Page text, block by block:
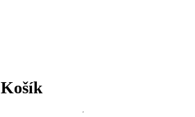
Košík